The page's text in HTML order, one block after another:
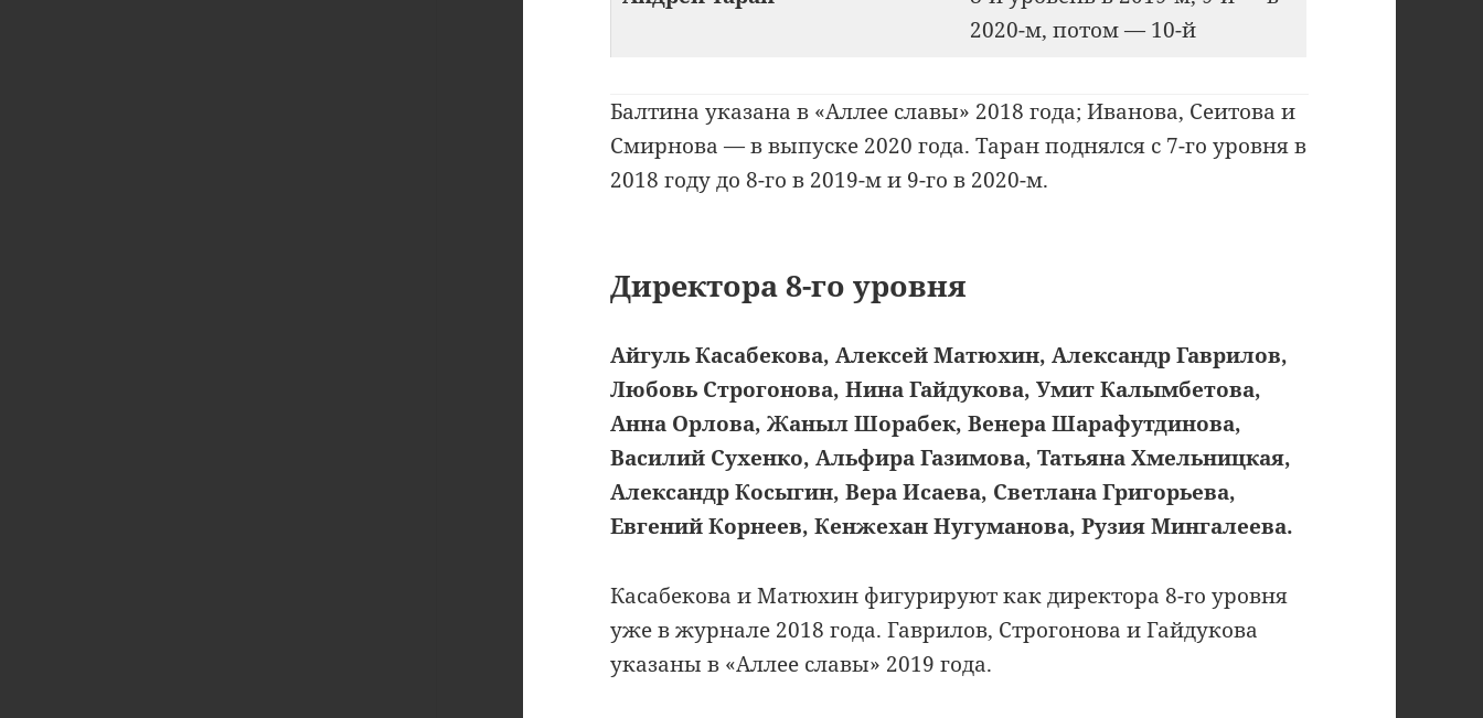
2020-м, потом — 10-й
Балтина указана в «Аллее славы» 2018 года; Иванова, Сеитова и
Смирнова — в выпуске 2020 года. Таран поднялся с 7-го уровня в
2018 году до 8-го в 2019-м и 9-го в 2020-м.
Директора 8-го уровня
Айгуль Касабекова, Алексей Матюхин, Александр Гаврилов,
Любовь Строгонова, Нина Гайдукова, Умит Калымбетова,
Анна Орлова, Жаныл Шорабек, Венера Шарафутдинова,
Василий Сухенко, Альфира Газимова, Татьяна Хмельницкая,
Александр Косыгин, Вера Исаева, Светлана Григорьева,
Евгений Корнеев, Кенжехан Нугуманова, Рузия Мингалеева.
Касабекова и Матюхин фигурируют как директора 8-го уровня
уже в журнале 2018 года. Гаврилов, Строгонова и Гайдукова
указаны в «Аллее славы» 2019 года.